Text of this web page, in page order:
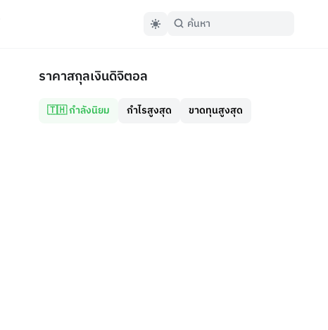
ราคาสกุลเงินดิจิตอล
🇹🇭 กำลังนิยม กำไรสูงสุด ขาดทุนสูงสุด